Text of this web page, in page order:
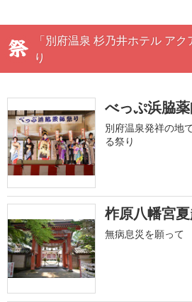
「別府温泉 杉乃井ホテル ア
り
べっぷ浜脇
別府温泉発祥の地
る祭り
柞原八幡宮
無病息災を願って